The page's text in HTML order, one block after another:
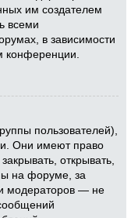
им создателем
всеми
в зависимости
конференции.
пользователей),
Они имеют право
открывать,
на форуме, за
модераторов — не